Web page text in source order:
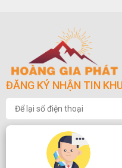
ĐĂNG KÝ NHẬN TIN